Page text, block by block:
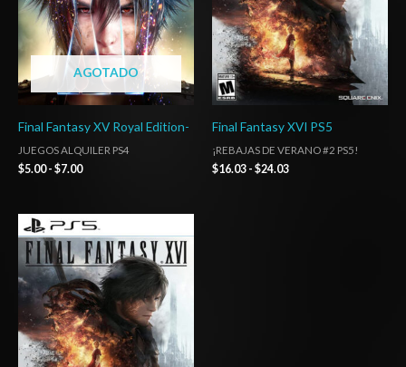
AGOTADO
Final Fantasy XV Royal Edition-
JUEGOS ALQUILER PS4
$5.00 - $7.00
Final Fantasy XVI PS5
¡REBAJAS DE VERANO #2 PS5!
$16.03 - $24.03
Rango
de
precios:
desde
$7.00
hasta
$10.00